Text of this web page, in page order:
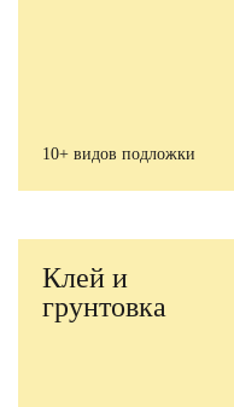
10+ видов подложки
Клей и
грунтовка